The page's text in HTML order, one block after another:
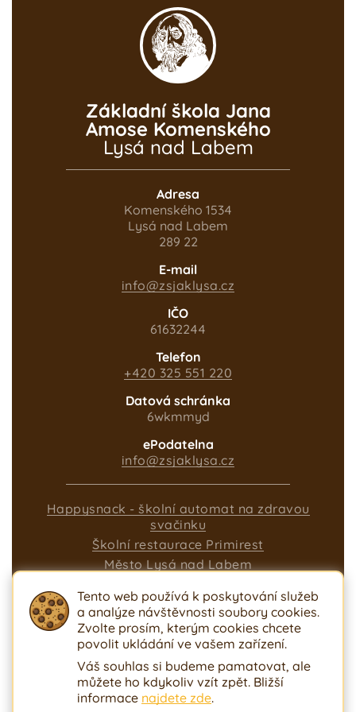
Základní škola Jana
Amose Komenského
Lysá nad Labem
Adresa
Komenského 1534
Lysá nad Labem
289 22
E-mail
info@zsjaklysa.cz
IČO
61632244
Telefon
+420 325 551 220
Datová schránka
6wkmmyd
ePodatelna
info@zsjaklysa.cz
Happysnack - školní automat na zdravou
svačinku
Školní restaurace Primirest
Město Lysá nad Labem
Ministerstvo školství
Nastavení cookies
Ochrana osobních údajůProhlášení o
přístupnosti
© 2026, Všechna práva vyhrazena
Tento web používá k poskytování služeb
a analýze návštěvnosti soubory cookies.
Zvolte prosím, kterým cookies chcete
povolit ukládání ve vašem zařízení.
Váš souhlas si budeme pamatovat, ale
můžete ho kdykoliv vzít zpět. Bližší
informace najdete zde.